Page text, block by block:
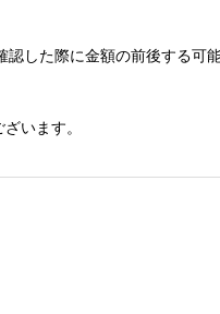
した際に金額の前後する可
います。